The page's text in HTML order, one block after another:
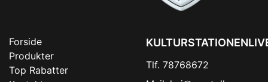
Forside
Produkter
Top Rabatter
Tlf. 78768672